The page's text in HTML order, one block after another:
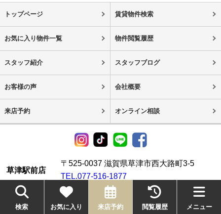
トップページ 賃貸物件検索
お気に入り物件一覧 物件閲覧履歴
スタッフ紹介 スタッフブログ
お客様の声 会社概要
来店予約 オンライン相談
草津駅前店
〒525-0037 滋賀県草津市西大路町3-5
TEL.077-516-1877
南草津駅前店
〒525-0059 滋賀県草津市野路1-14-18
TEL.077-565-7778
検索 お気に入り 来店予約 閲覧履歴 メニュー